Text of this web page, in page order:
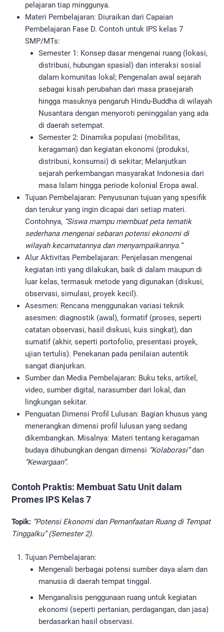
pelajaran tiap minggunya.
Materi Pembelajaran: Diuraikan dari Capaian
Pembelajaran Fase D. Contoh untuk IPS kelas 7
SMP/MTs:
Semester 1: Konsep dasar mengenai ruang (lokasi,
distribusi, hubungan spasial) dan interaksi sosial
dalam komunitas lokal; Pengenalan awal sejarah
sebagai kisah perubahan dari masa prasejarah
hingga masuknya pengaruh Hindu-Buddha di wilayah
Nusantara dengan menyoroti peninggalan yang ada
di daerah setempat.
Semester 2: Dinamika populasi (mobilitas,
keragaman) dan kegiatan ekonomi (produksi,
distribusi, konsumsi) di sekitar; Melanjutkan
sejarah perkembangan masyarakat Indonesia dari
masa Islam hingga periode kolonial Eropa awal.
Tujuan Pembelajaran: Penyusunan tujuan yang spesifik
dan terukur yang ingin dicapai dari setiap materi.
Contohnya, “Siswa mampu membuat peta tematik
sederhana mengenai sebaran potensi ekonomi di
wilayah kecamatannya dan menyampaikannya.”
Alur Aktivitas Pembelajaran: Penjelasan mengenai
kegiatan inti yang dilakukan, baik di dalam maupun di
luar kelas, termasuk metode yang digunakan (diskusi,
observasi, simulasi, proyek kecil).
Asesmen: Rencana menggunakan variasi teknik
asesmen: diagnostik (awal), formatif (proses, seperti
catatan observasi, hasil diskusi, kuis singkat), dan
sumatif (akhir, seperti portofolio, presentasi proyek,
ujian tertulis). Penekanan pada penilaian autentik
sangat dianjurkan.
Sumber dan Media Pembelajaran: Buku teks, artikel,
video, sumber digital, narasumber dari lokal, dan
lingkungan sekitar.
Penguatan Dimensi Profil Lulusan: Bagian khusus yang
menerangkan dimensi profil lulusan yang sedang
dikembangkan. Misalnya: Materi tentang keragaman
budaya dihubungkan dengan dimensi “Kolaborasi”dan
“Kewargaan”.
Contoh Praktis: Membuat Satu Unit dalam
Promes IPS Kelas 7
Topik: “Potensi Ekonomi dan Pemanfaatan Ruang di Tempat
Tinggalku” (Semester 2).
Tujuan Pembelajaran:
Mengenali berbagai potensi sumber daya alam dan
manusia di daerah tempat tinggal.
Menganalisis penggunaan ruang untuk kegiatan
ekonomi (seperti pertanian, perdagangan, dan jasa)
berdasarkan hasil observasi.